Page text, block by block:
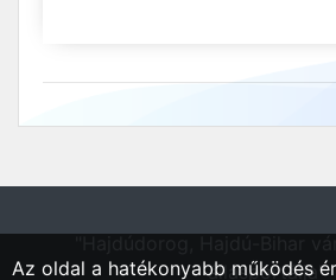
állásportálja"
Az oldal a hatékonyabb működés